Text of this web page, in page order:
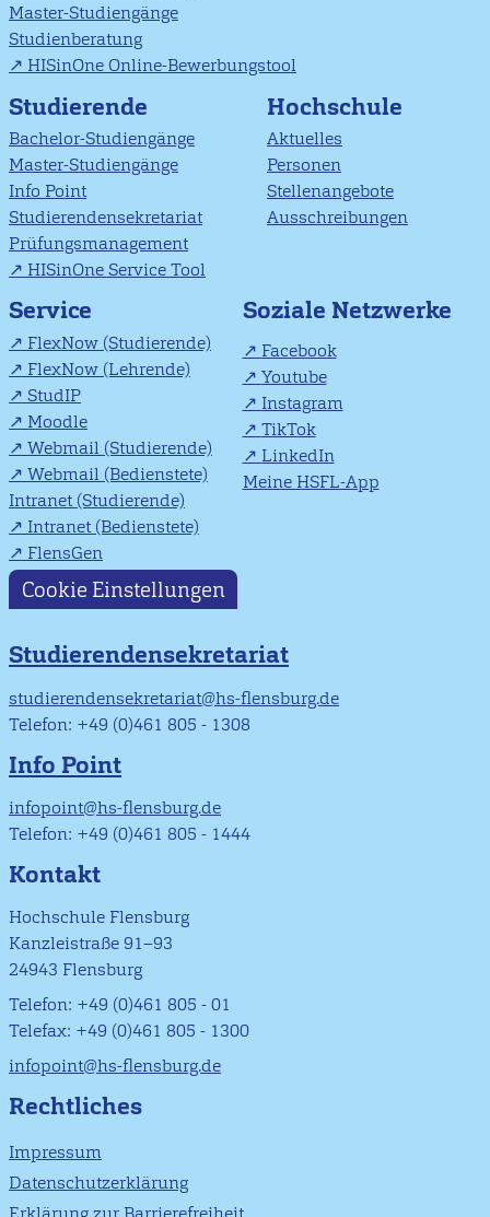
Master-Studiengänge
Studienberatung
HISinOne Online-Bewerbungstool
Studierende
Bachelor-Studiengänge
Master-Studiengänge
Info Point
Studierendensekretariat
Prüfungsmanagement
HISinOne Service Tool
Hochschule
Aktuelles
Personen
Stellenangebote
Ausschreibungen
Service
FlexNow (Studierende)
FlexNow (Lehrende)
StudIP
Moodle
Webmail (Studierende)
Webmail (Bedienstete)
Intranet (Studierende)
Intranet (Bedienstete)
FlensGen
Soziale Netzwerke
Facebook
Youtube
Instagram
TikTok
LinkedIn
Meine HSFL-App
Cookie Einstellungen
Studierendensekretariat
studierendensekretariat@hs-flensburg.de
Telefon: +49 (0)461 805 - 1308
Info Point
infopoint@hs-flensburg.de
Telefon: +49 (0)461 805 - 1444
Kontakt
Hochschule Flensburg
Kanzleistraße 91–93
24943 Flensburg
Telefon: +49 (0)461 805 - 01
Telefax: +49 (0)461 805 - 1300
infopoint@hs-flensburg.de
Rechtliches
Impressum
Datenschutzerklärung